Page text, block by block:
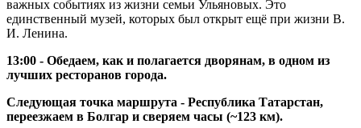
важных событиях из жизни семьи Ульяновых. Это
единственный музей, которых был открыт ещё при жизни В.
И. Ленина.
13:00 - Обедаем, как и полагается дворянам, в одном из
лучших ресторанов города.
Следующая точка маршрута - Республика Татарстан,
переезжаем в Болгар и сверяем часы (~123 км).